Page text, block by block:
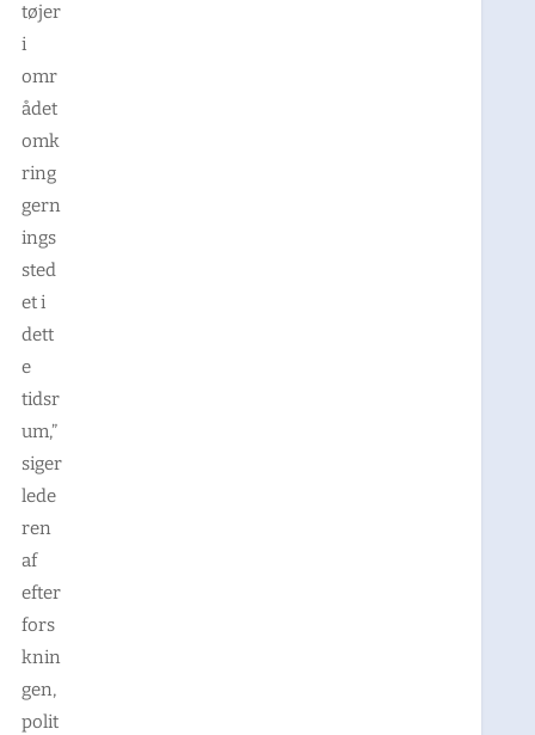
tøjer
i
omr
ådet
omk
ring
gern
ings
sted
et i
dett
e
tidsr
um,”
siger
lede
ren
af
efter
fors
knin
gen,
polit